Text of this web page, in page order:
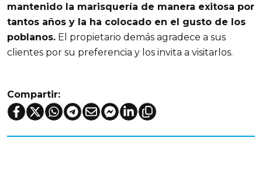
mantenido la marisquería de manera exitosa por
tantos años y la ha colocado en el gusto de los
poblanos. El propietario demás agradece a sus
clientes por su preferencia y los invita a visitarlos.
Compartir: